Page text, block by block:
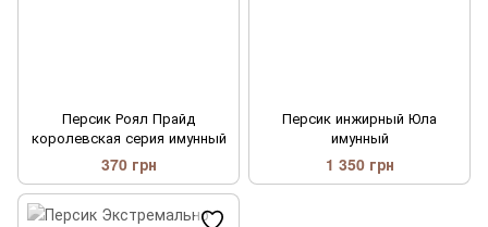
Персик Роял Прайд
королевская серия имунный
370 грн
Персик инжирный Юла
имунный
1 350 грн